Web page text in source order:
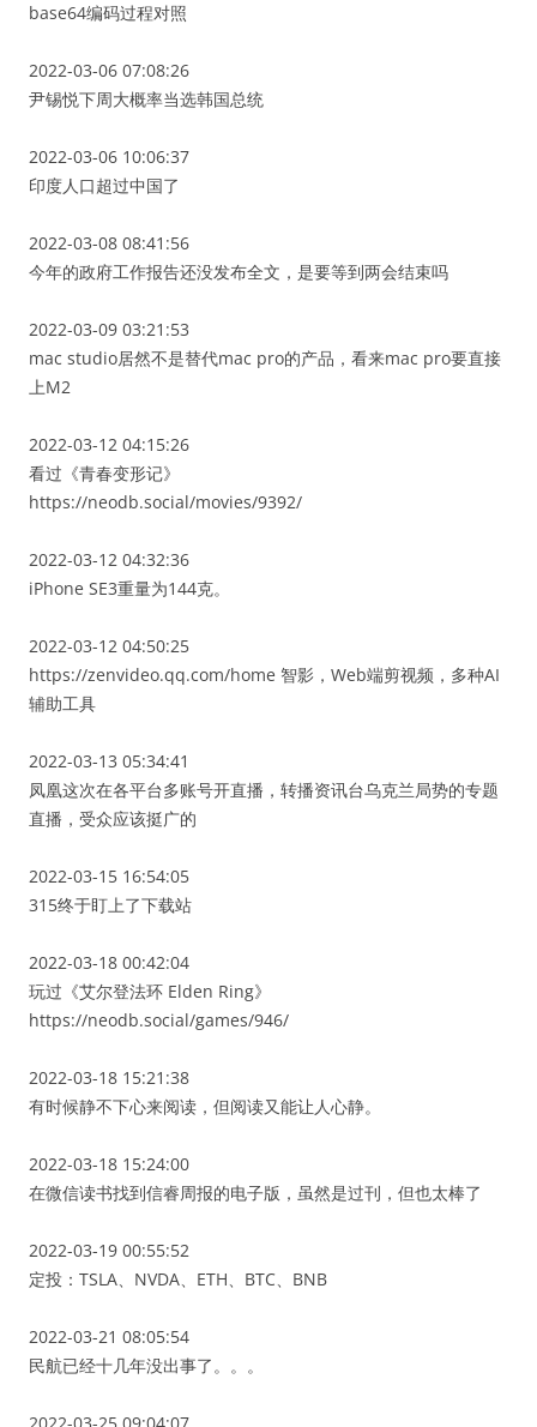
base64编码过程对照
2022-03-06 07:08:26
尹锡悦下周大概率当选韩国总统
2022-03-06 10:06:37
印度人口超过中国了
2022-03-08 08:41:56
今年的政府工作报告还没发布全文，是要等到两会结束吗
2022-03-09 03:21:53
mac studio居然不是替代mac pro的产品，看来mac pro要直接
上M2
2022-03-12 04:15:26
看过《青春变形记》
https://neodb.social/movies/9392/
2022-03-12 04:32:36
iPhone SE3重量为144克。
2022-03-12 04:50:25
https://zenvideo.qq.com/home 智影，Web端剪视频，多种AI
辅助工具
2022-03-13 05:34:41
凤凰这次在各平台多账号开直播，转播资讯台乌克兰局势的专题
直播，受众应该挺广的
2022-03-15 16:54:05
315终于盯上了下载站
2022-03-18 00:42:04
玩过《艾尔登法环 Elden Ring》
https://neodb.social/games/946/
2022-03-18 15:21:38
有时候静不下心来阅读，但阅读又能让人心静。
2022-03-18 15:24:00
在微信读书找到信睿周报的电子版，虽然是过刊，但也太棒了
2022-03-19 00:55:52
定投：TSLA、NVDA、ETH、BTC、BNB
2022-03-21 08:05:54
民航已经十几年没出事了。。。